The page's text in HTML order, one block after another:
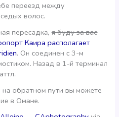
переезд между
волос.
пересадка,я буду за вас
Каира располагает
. Он соединен с 3-м
Назад в 1-й терминал
на обратном пути вы можете
в Омане.